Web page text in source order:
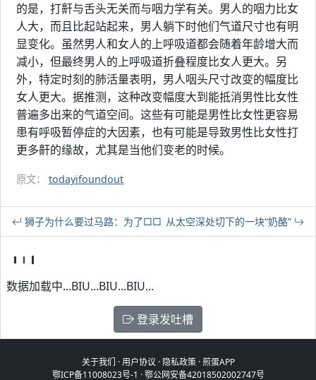
的是，打鼾与舌头无关而与咽力学有关。男人的咽力比女
人大，而且比起站起来，男人躺下时他们气道尺寸也有明
显变化。虽然男人和女人的上呼吸道都会随着年龄增大而
减小，但最终男人的上呼吸道折叠程度比女人更大。另
外，特定时刻的肺活量表明，男人咽头尺寸改变的幅度比
女人更大。据推测，这种改变幅度大到能抵消男性比女性
普遍多出来的气道空间。这些有可能是男性比女性更容易
患有呼吸暂停症的大因素，也有可能是导致男性比女性打
更多鼾的缘故，尤其是当他们变老的时候。
原文： todayifoundout
狮子为什么要过马路：为了□□ 从太空深处切下的一块“奶酪”
数据加载中...BIU...BIU...BIU...
登录发吐槽
关于我们 ·用户协议 · 隐私政策·煎蛋APP
鄂ICP备11008023号-1 ·鄂公网安备42018502002747号